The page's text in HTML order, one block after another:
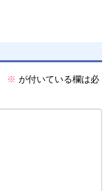
※ が付いている欄は必